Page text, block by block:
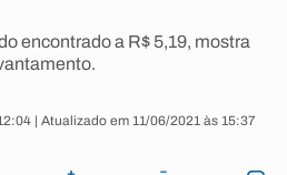
encontrado a R$ 5,19, mostra
| Atualizado em 11/06/2021 às 15:37